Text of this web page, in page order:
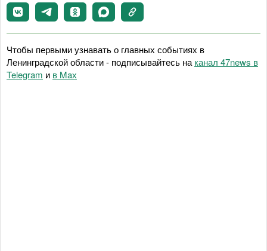
Чтобы первыми узнавать о главных событиях в
Ленинградской области - подписывайтесь на канал 47news в
Telegram и в Maх